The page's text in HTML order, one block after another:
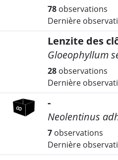
78 observations
Dernière
Lenzite des
Gloeophyllum
28 observations
Dernière
-
Neolentinus
7 observations
Dernière